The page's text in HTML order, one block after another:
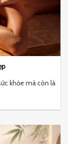
khỏe mà còn là